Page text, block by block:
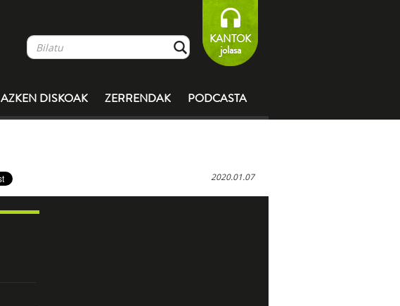
KANTOK
jolasa
AZKEN DISKOAK ZERRENDAK PODCASTA
2020.01.07